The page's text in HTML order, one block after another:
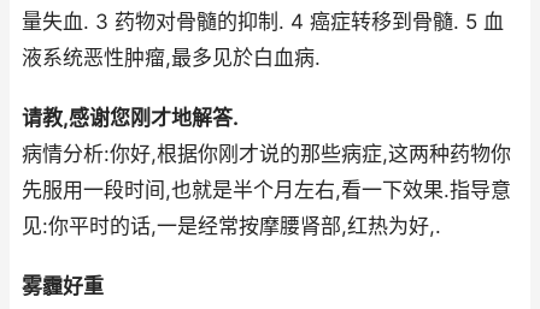
量失血. 3 药物对骨髓的抑制. 4 癌症转移到骨髓. 5 血
液系统恶性肿瘤,最多见於白血病.
请教,感谢您刚才地解答.
病情分析:你好,根据你刚才说的那些病症,这两种药物你
先服用一段时间,也就是半个月左右,看一下效果.指导意
见:你平时的话,一是经常按摩腰肾部,红热为好,.
雾霾好重